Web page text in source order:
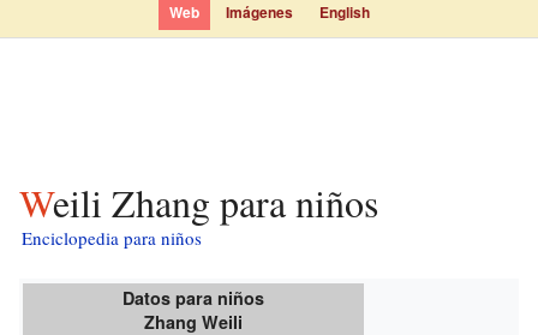
Web Imágenes English
Weili Zhang para niños
Enciclopedia para niños
Datos para niños
Zhang Weili